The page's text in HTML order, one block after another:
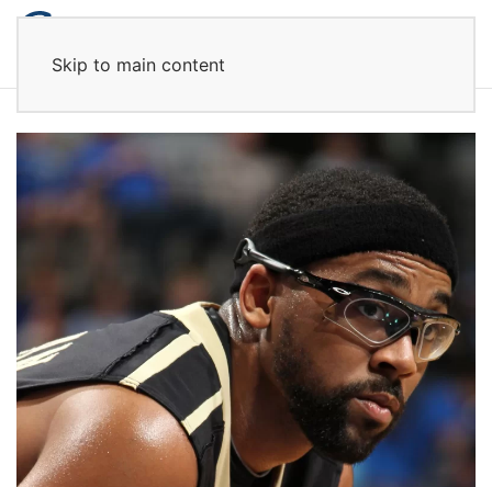
Skip to main content